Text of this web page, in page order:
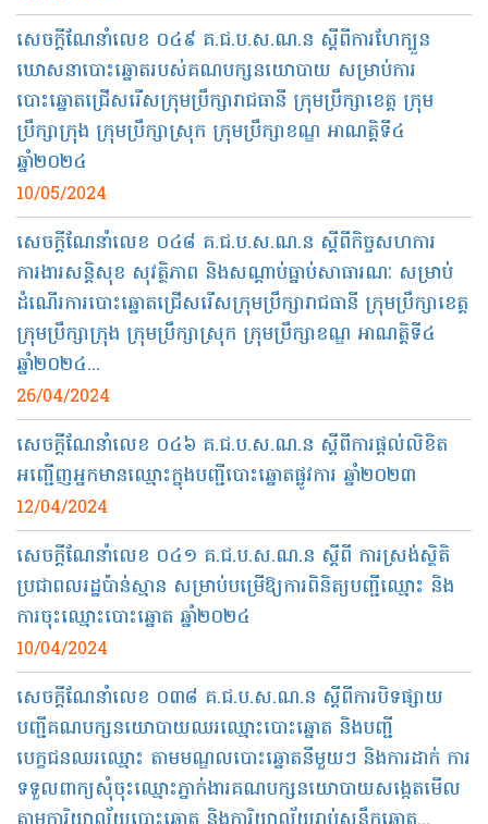
សេចក្តីណែនាំលេខ ០៤៩ គ.ជ.ប.ស.ណ.ន ស្តីពីការហែក្បួន
ឃោសនាបោះឆ្នោតរបស់គណបក្សនយោបាយ សម្រាប់ការ
បោះឆ្នោតជ្រើសរើសក្រុមប្រឹក្សារាជធានី ក្រុមប្រឹក្សាខេត្ត ក្រុម
ប្រឹក្សាក្រុង ក្រុមប្រឹក្សាស្រុក ក្រុមប្រឹក្សាខណ្ឌ អាណត្តិទី៤
ឆ្នាំ២០២៤
10/05/2024
សេចក្តីណែនាំលេខ ០៤៨ គ.ជ.ប.ស.ណ.ន ស្តីពីកិច្ចសហការ
ការងារសន្តិសុខ សុវត្ថិភាព និងសណ្តាប់ធ្នាប់សាធារណៈ សម្រាប់
ដំណើរការបោះឆ្នោតជ្រើសរើសក្រុមប្រឹក្សារាជធានី ក្រុមប្រឹក្សាខេត្ត
ក្រុមប្រឹក្សាក្រុង ក្រុមប្រឹក្សាស្រុក ក្រុមប្រឹក្សាខណ្ឌ អាណត្តិទី៤
ឆ្នាំ២០២៤...
26/04/2024
សេចក្ដីណែនាំលេខ ០៤៦ គ.ជ.ប.ស.ណ.ន ស្តីពីការផ្តល់លិខិត
អញ្ជើញអ្នកមានឈ្មោះក្នុងបញ្ជីបោះឆ្នោតផ្លូវការ ឆ្នាំ២០២៣
12/04/2024
សេចក្ដីណែនាំលេខ ០៤១ គ.ជ.ប.ស.ណ.ន ស្តីពី ការស្រង់ស្ថិតិ
ប្រជាពលរដ្ឋប៉ាន់ស្មាន សម្រាប់បម្រើឱ្យការពិនិត្យបញ្ជីឈ្មោះ និង
ការចុះឈ្មោះបោះឆ្នោត ឆ្នាំ២០២៤
10/04/2024
សេចក្ដីណែនាំលេខ ០៣៨​ គ.ជ.ប.ស.ណ.ន ស្តីពីការបិទផ្សាយ
បញ្ជីគណបក្សនយោបាយឈរឈ្មោះបោះឆ្នោត និងបញ្ជី
បេក្ខជនឈរឈ្មោះ តាមមណ្ឌលបោះឆ្នោតនីមួយៗ និងការដាក់ ការ
ទទួលពាក្យសុំចុះឈ្មោះភ្នាក់ងារគណបក្សនយោបាយសង្កេតមើល